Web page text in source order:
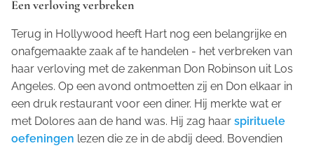
Een verloving verbreken
Terug in Hollywood heeft Hart nog een belangrijke en
onafgemaakte zaak af te handelen - het verbreken van
haar verloving met de zakenman Don Robinson uit Los
Angeles. Op een avond ontmoetten zij en Don elkaar in
een druk restaurant voor een diner. Hij merkte wat er
met Dolores aan de hand was. Hij zag haar spirituele
oefeningen lezen die ze in de abdij deed. Bovendien